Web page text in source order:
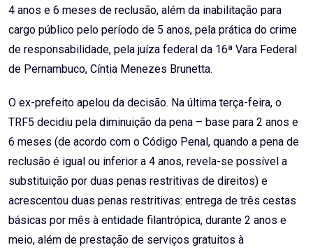
4 anos e 6 meses de reclusão, além da inabilitação para
cargo público pelo período de 5 anos, pela prática do crime
de responsabilidade, pela juíza federal da 16ª Vara Federal
de Pernambuco, Cíntia Menezes Brunetta.
O ex-prefeito apelou da decisão. Na última terça-feira, o
TRF5 decidiu pela diminuição da pena – base para 2 anos e
6 meses (de acordo com o Código Penal, quando a pena de
reclusão é igual ou inferior a 4 anos, revela-se possível a
substituição por duas penas restritivas de direitos) e
acrescentou duas penas restritivas: entrega de três cestas
básicas por mês à entidade filantrópica, durante 2 anos e
meio, além de prestação de serviços gratuitos à